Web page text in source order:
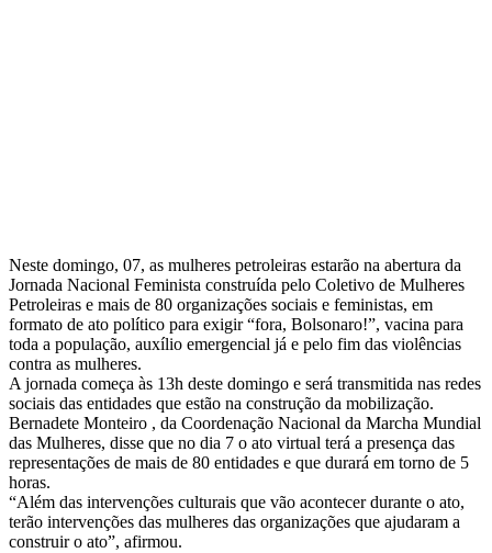
Neste domingo, 07, as mulheres petroleiras estarão na abertura da
Jornada Nacional Feminista construída pelo Coletivo de Mulheres
Petroleiras e mais de 80 organizações sociais e feministas, em
formato de ato político para exigir “fora, Bolsonaro!”, vacina para
toda a população, auxílio emergencial já e pelo fim das violências
contra as mulheres.
A jornada começa às 13h deste domingo e será transmitida nas redes
sociais das entidades que estão na construção da mobilização.
Bernadete Monteiro , da Coordenação Nacional da Marcha Mundial
das Mulheres, disse que no dia 7 o ato virtual terá a presença das
representações de mais de 80 entidades e que durará em torno de 5
horas.
“Além das intervenções culturais que vão acontecer durante o ato,
terão intervenções das mulheres das organizações que ajudaram a
construir o ato”, afirmou.